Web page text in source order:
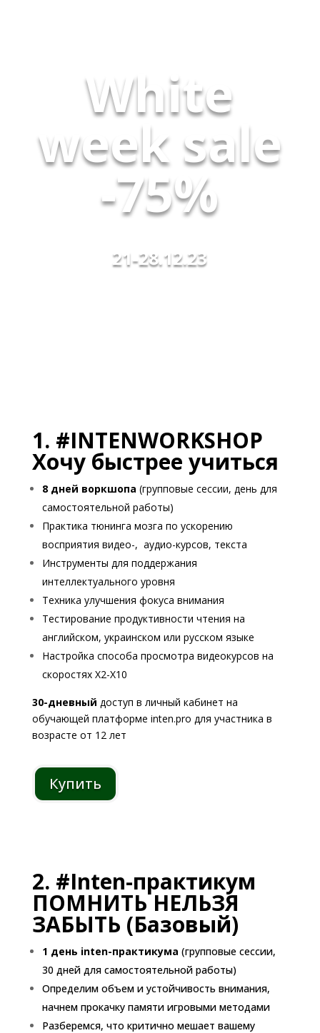
White
week sale
-75%
21-28.12.23
1. #INTENWORKSHOP
Хочу быстрее учиться
8 дней воркшопа (групповые сессии, день для
самостоятельной работы)
Практика тюнинга мозга по ускорению
восприятия видео-, аудио-курсов, текста
Инструменты для поддержания
интеллектуального уровня
Техника улучшения фокуса внимания
Тестирование продуктивности чтения на
английском, украинском или русском языке
Настройка способа просмотра видеокурсов на
скоростях Х2-Х10
30-дневный доступ в личный кабинет на
обучающей платформе inten.pro для участника в
возрасте от 12 лет
Купить
2. #Inten-практикум
ПОМНИТЬ НЕЛЬЗЯ
ЗАБЫТЬ (Базовый)
1 день inten-практикума (групповые сессии,
30 дней для самостоятельной работы)
Определим объем и устойчивость внимания,
начнем прокачку памяти игровыми методами
Разберемся, что критично мешает вашему